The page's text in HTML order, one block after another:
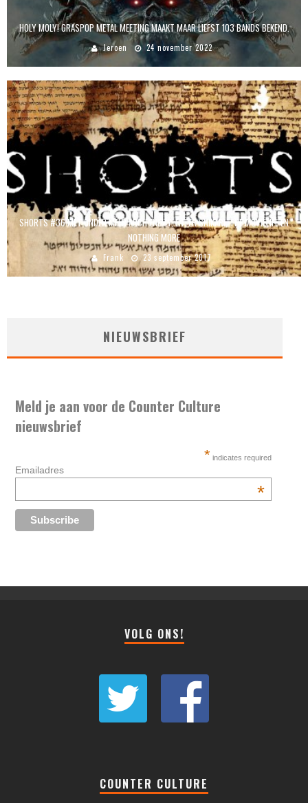
HOLY MOLY! GRASPOP METAL MEETING MAAKT MAAR LIEFST 103 BANDS BEKEND.
Jeroen 24 november 2022
SHORTS #36 MET ONDER MEER ARCH ENEMY, ENTER SHIKARI, THE MOVIELIFE EN
NOTHING MORE
Frank 23 september 2017
NIEUWSBRIEF
Meld je aan voor de Counter Culture
nieuwsbrief
* indicates required
Emailadres
*
VOLG ONS!
COUNTER CULTURE